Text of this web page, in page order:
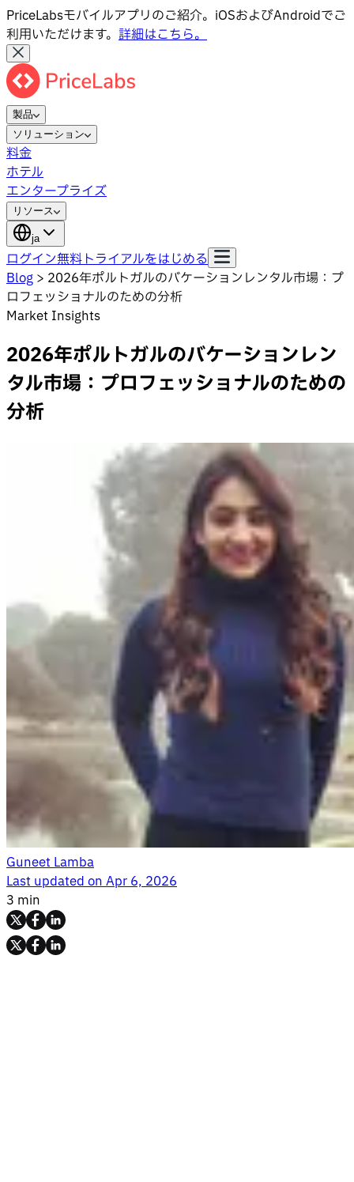
PriceLabsモバイルアプリのご紹介。iOSおよびAndroidでご
利用いただけます。 詳細はこちら。
製品
ソリューション
料金
ホテル
エンタープライズ
リソース
ja
ログイン無料トライアルをはじめる
Blog > 2026年ポルトガルのバケーションレンタル市場：プ
ロフェッショナルのための分析
Market Insights
2026年ポルトガルのバケーションレン
タル市場：プロフェッショナルのための
分析
Guneet Lamba
Last updated onApr 6, 2026
3 min